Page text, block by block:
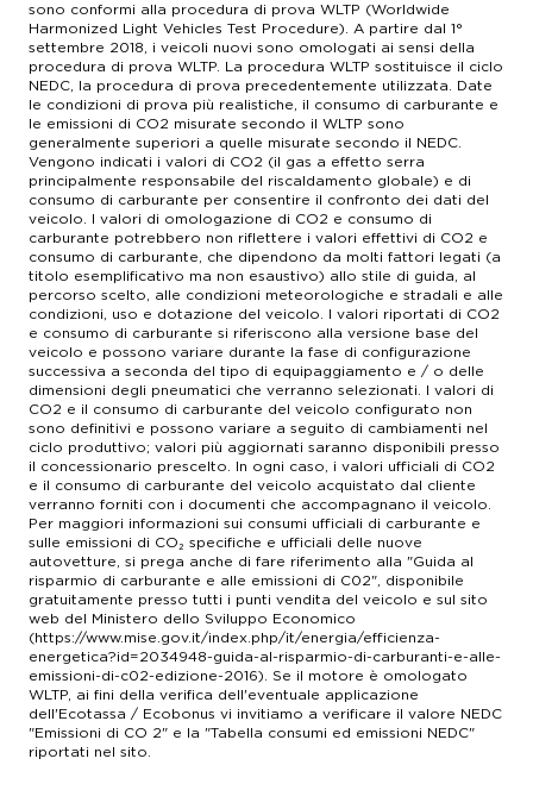
sono conformi alla procedura di prova WLTP (Worldwide
Harmonized Light Vehicles Test Procedure). A partire dal 1°
settembre 2018, i veicoli nuovi sono omologati ai sensi della
procedura di prova WLTP. La procedura WLTP sostituisce il ciclo
NEDC, la procedura di prova precedentemente utilizzata. Date
le condizioni di prova più realistiche, il consumo di carburante e
le emissioni di CO2 misurate secondo il WLTP sono
generalmente superiori a quelle misurate secondo il NEDC.
Vengono indicati i valori di CO2 (il gas a effetto serra
principalmente responsabile del riscaldamento globale) e di
consumo di carburante per consentire il confronto dei dati del
veicolo. I valori di omologazione di CO2 e consumo di
carburante potrebbero non riflettere i valori effettivi di CO2 e
consumo di carburante, che dipendono da molti fattori legati (a
titolo esemplificativo ma non esaustivo) allo stile di guida, al
percorso scelto, alle condizioni meteorologiche e stradali e alle
condizioni, uso e dotazione del veicolo. I valori riportati di CO2
e consumo di carburante si riferiscono alla versione base del
veicolo e possono variare durante la fase di configurazione
successiva a seconda del tipo di equipaggiamento e / o delle
dimensioni degli pneumatici che verranno selezionati. I valori di
CO2 e il consumo di carburante del veicolo configurato non
sono definitivi e possono variare a seguito di cambiamenti nel
ciclo produttivo; valori più aggiornati saranno disponibili presso
il concessionario prescelto. In ogni caso, i valori ufficiali di CO2
e il consumo di carburante del veicolo acquistato dal cliente
verranno forniti con i documenti che accompagnano il veicolo.
Per maggiori informazioni sui consumi ufficiali di carburante e
sulle emissioni di CO₂ specifiche e ufficiali delle nuove
autovetture, si prega anche di fare riferimento alla "Guida al
risparmio di carburante e alle emissioni di C02", disponibile
gratuitamente presso tutti i punti vendita del veicolo e sul sito
web del Ministero dello Sviluppo Economico
(https://www.mise.gov.it/index.php/it/energia/efficienza-
energetica?id=2034948-guida-al-risparmio-di-carburanti-e-alle-
emissioni-di-c02-edizione-2016). Se il motore è omologato
WLTP, ai fini della verifica dell'eventuale applicazione
dell'Ecotassa / Ecobonus vi invitiamo a verificare il valore NEDC
"Emissioni di CO 2" e la "Tabella consumi ed emissioni NEDC"
riportati nel sito.